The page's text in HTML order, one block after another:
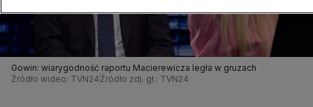
Gowin: wiarygodność raportu Macierewicza legła w gruzach
Źródło wideo: TVN24 Źródło zdj. gł.: TVN24